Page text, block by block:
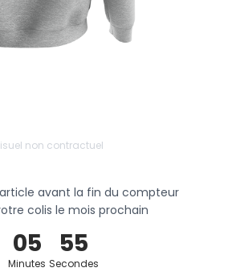
non contractuel
avant la fin du compteur
colis le mois prochain
05
Minutes
55
Secondes